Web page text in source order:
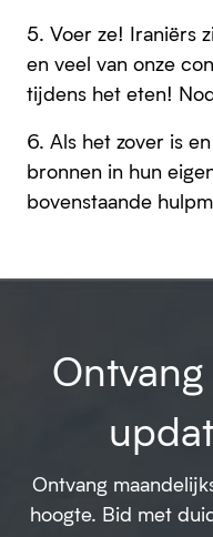
5. Voer ze! Iraniërs
en veel van onze
tijdens het eten!
6. Als het zover is
bronnen in hun
bovenstaande
Ontvang
hoogte. Bid met